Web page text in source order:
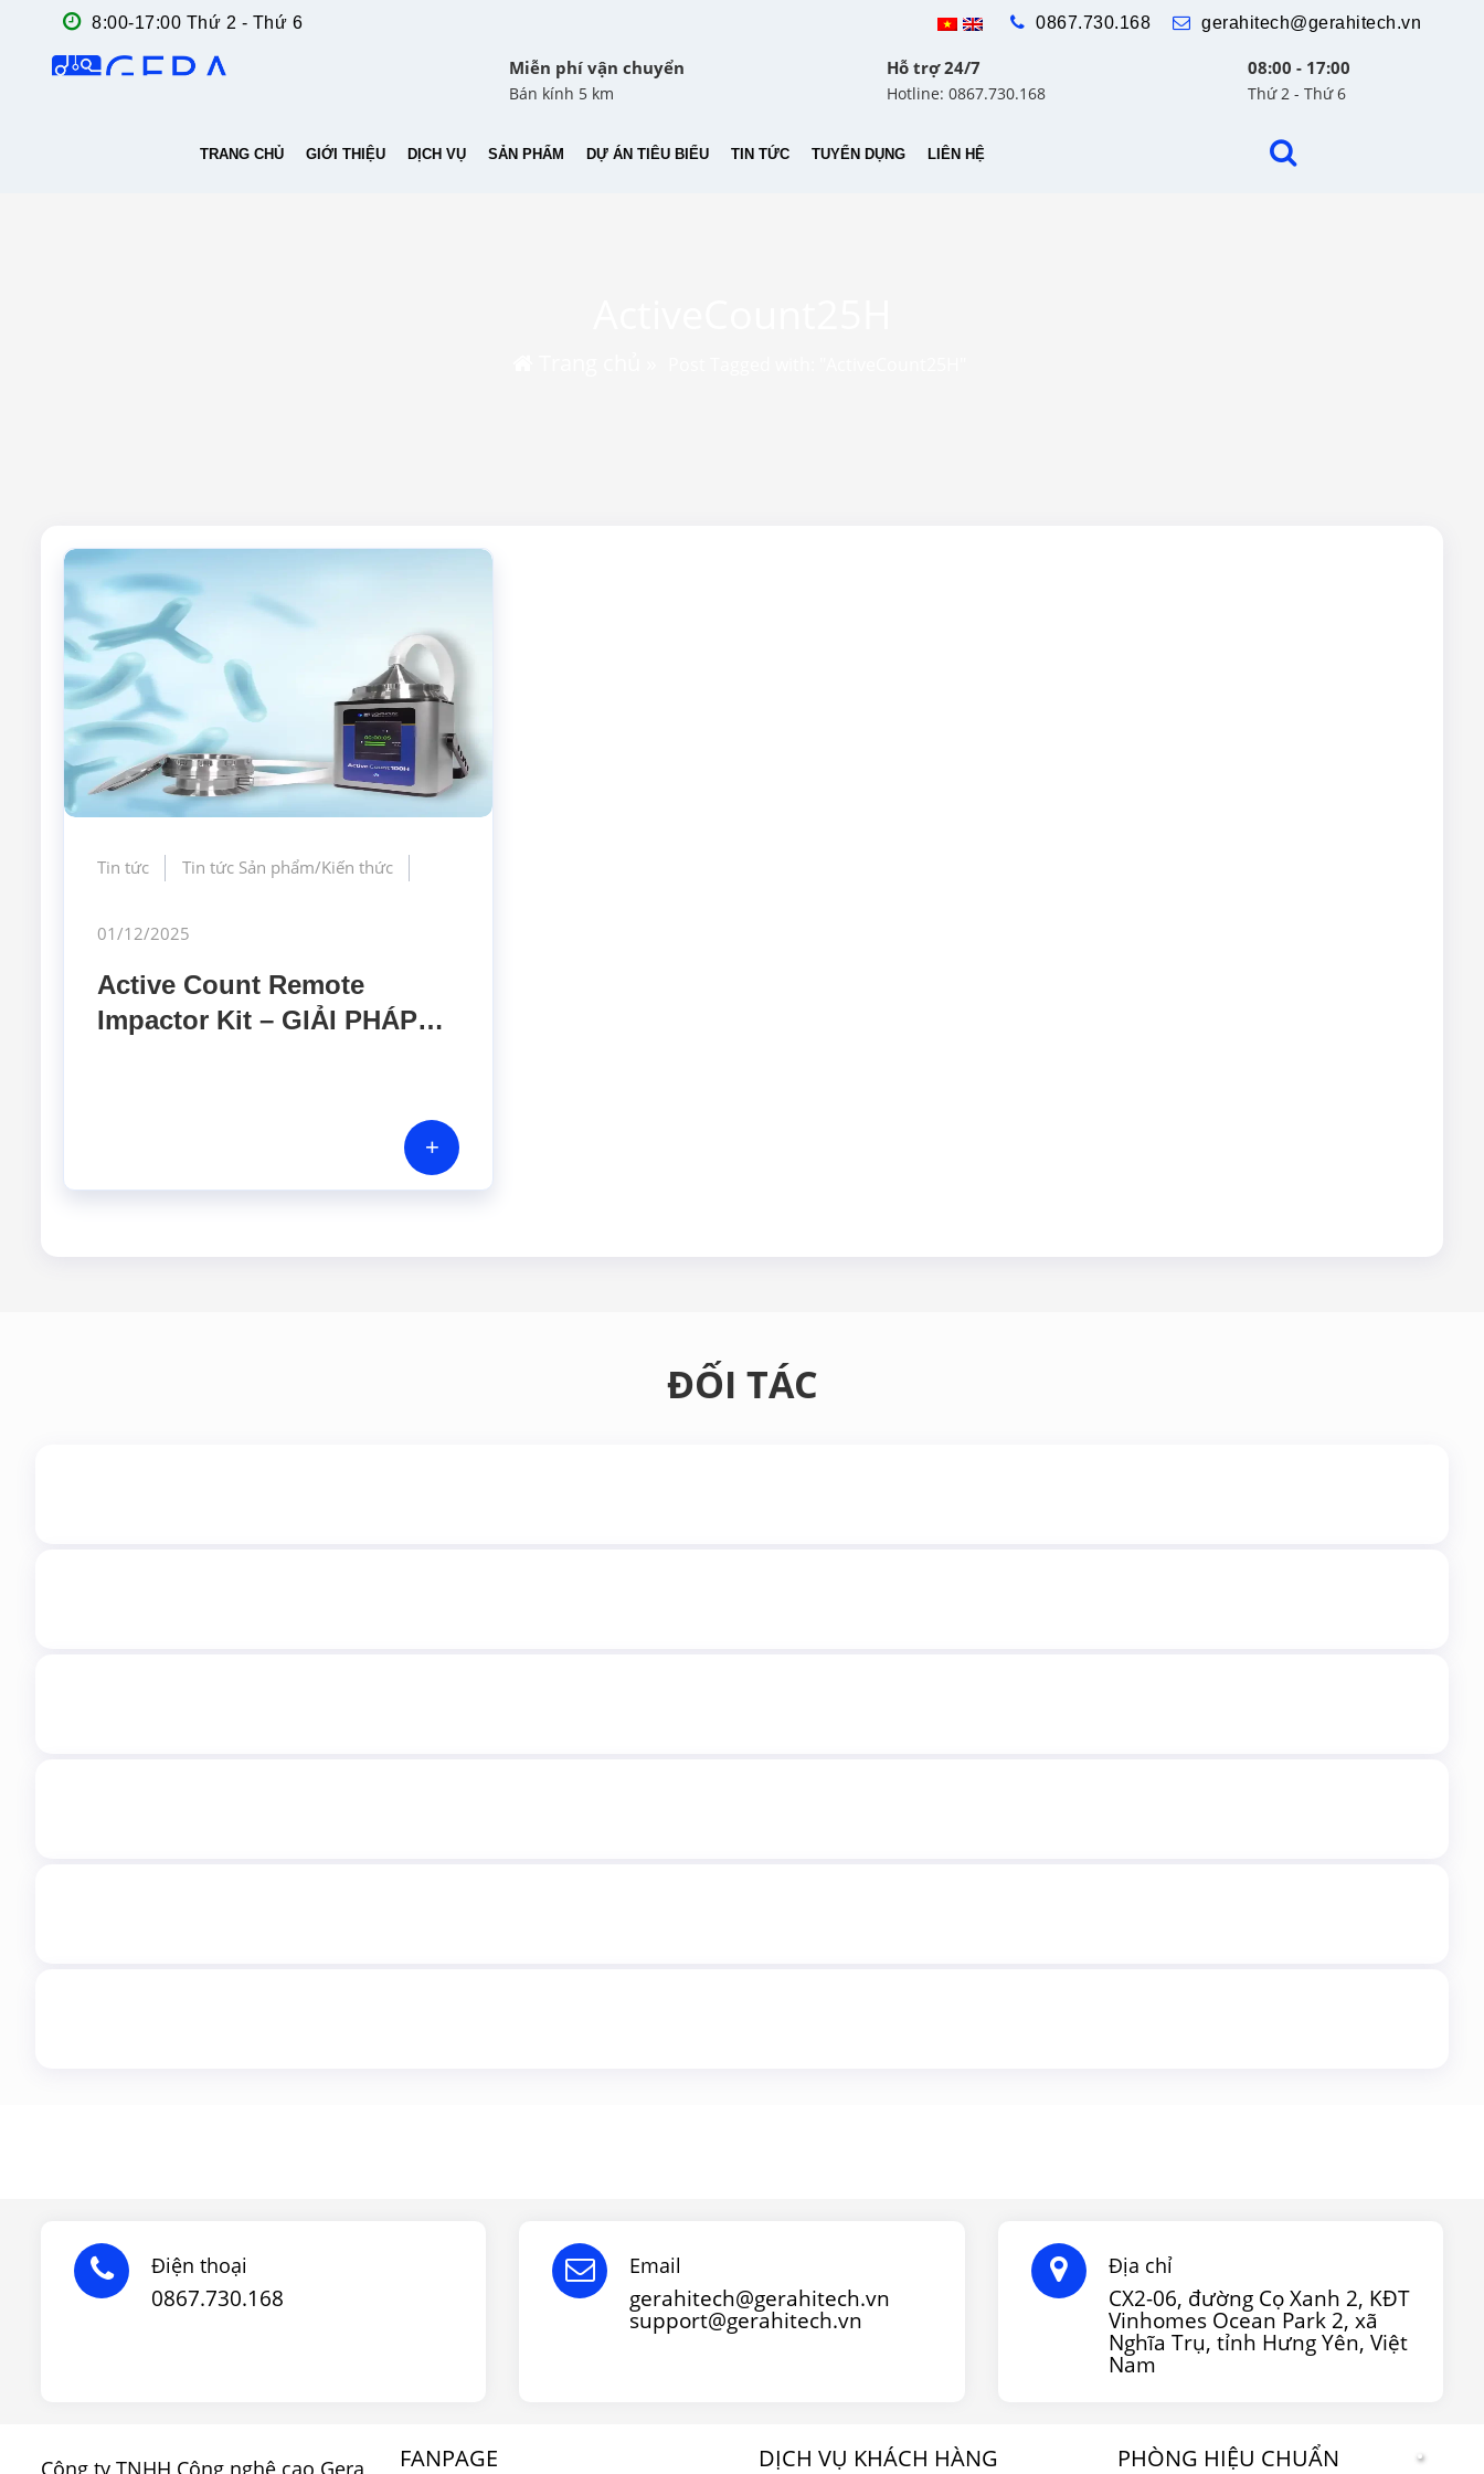
8:00-17:00 Thứ 2 - Thứ 6 gerahitech@gerahitech.vn
0867.730.168
Miễn phí vận chuyển
Bán kính 5 km
Hỗ trợ 24/7
Hotline: 0867.730.168
08:00 - 17:00
Thứ 2 - Thứ 6
TRANG CHỦ GIỚI THIỆU DỊCH VỤ SẢN PHẨM DỰ ÁN TIÊU BIỂU TIN TỨC TUYỂN DỤNG LIÊN HỆ
Tin tức Tin tức Sản phẩm/Kiến thức
01/12/2025
Active Count Remote
Impactor Kit – GIẢI PHÁP
+
ĐỐI TÁC
Điện thoại
0867.730.168
Email
gerahitech@gerahitech.vn
support@gerahitech.vn
Địa chỉ
CX2-06, đường Cọ Xanh 2, KĐT
Vinhomes Ocean Park 2, xã
Nghĩa Trụ, tỉnh Hưng Yên, Việt
Nam
Công ty TNHH Công nghệ cao Gera FANPAGE DỊCH VỤ KHÁCH HÀNG PHÒNG HIỆU CHUẨN